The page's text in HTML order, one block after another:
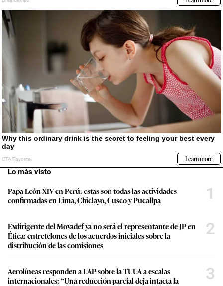
Lo más visto
Papa León XIV en Perú: estas son todas las actividades
confirmadas en Lima, Chiclayo, Cusco y Pucallpa
1
Exdirigente del Movadef ya no será el representante de JP en
Ética: entretelones de los acuerdos iniciales sobre la
distribución de las comisiones
2
Aerolíneas responden a LAP sobre la TUUA a escalas
internacionales: “Una reducción parcial deja intacta la
3